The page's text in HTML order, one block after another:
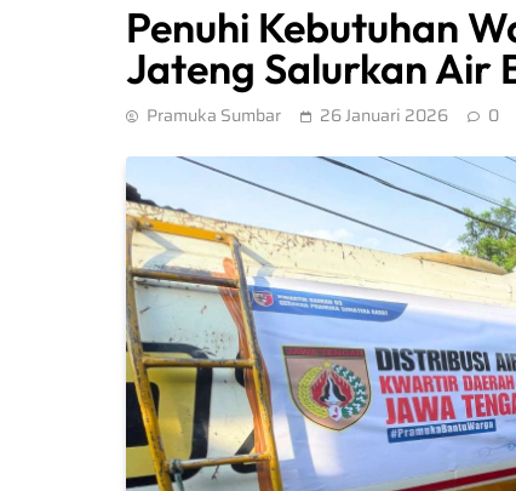
Penuhi Kebutuhan
Jateng Salurkan Air
Pramuka Sumbar 26 Januari 2026 0